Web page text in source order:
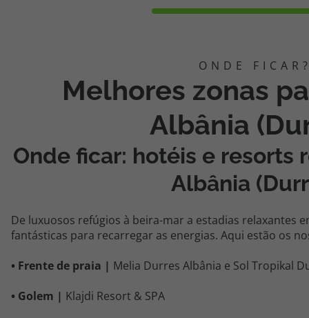
Melhores zonas
Albânia
Onde ficar: hotéis e resorts
Albânia
De luxuosos refúgios à beira-mar a estadias relaxantes
fantásticas para recarregar as energias. Aqui estão os
• Frente de praia | Melia Durres Albânia e Sol Tropikal
• Golem | Klajdi Resort & SPA